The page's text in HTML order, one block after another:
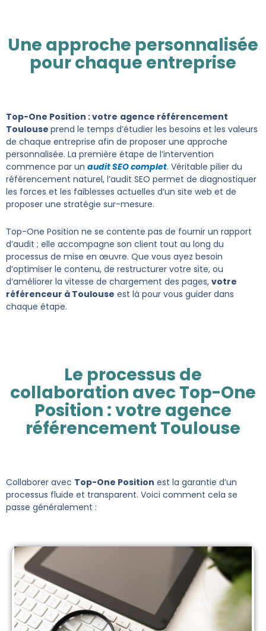
Une approche personnalisée
pour chaque entreprise
Top-One Position : votre agence référencement
Toulouse prend le temps d’étudier les besoins et les valeurs
de chaque entreprise afin de proposer une approche
personnalisée. La première étape de l’intervention
commence par un audit SEO complet. Véritable pilier du
référencement naturel, l’audit SEO permet de diagnostiquer
les forces et les faiblesses actuelles d’un site web et de
proposer une stratégie sur-mesure.
Top-One Position ne se contente pas de fournir un rapport
d’audit ; elle accompagne son client tout au long du
processus de mise en œuvre. Que vous ayez besoin
d’optimiser le contenu, de restructurer votre site, ou
d’améliorer la vitesse de chargement des pages, votre
référenceur à Toulouse est là pour vous guider dans
chaque étape.
Le processus de
collaboration avec Top-One
Position : votre agence
référencement Toulouse
Collaborer avec Top-One Position est la garantie d’un
processus fluide et transparent. Voici comment cela se
passe généralement :